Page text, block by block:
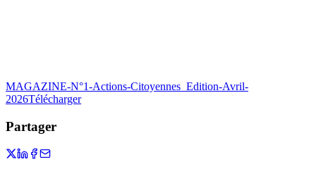
MAGAZINE-N°1-Actions-Citoyennes_Edition-Avril-
2026Télécharger
Partager